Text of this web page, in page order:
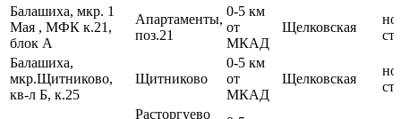
Балашиха, мкр. 1
Мая , МФК к.21,
блок А
Апартаменты,
поз.21
0-5 км
от
МКАД
Щелковская
Балашиха,
мкр.Щитниково,
кв-л Б, к.25
Щитниково
0-5 км
от
МКАД
Щелковская
Расторгуево